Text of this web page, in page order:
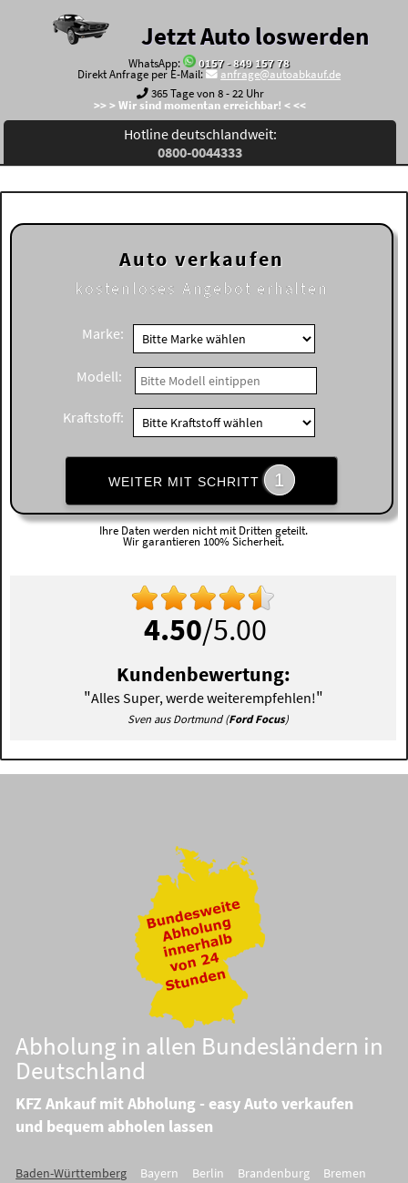
Jetzt Auto loswerden
WhatsApp:
0157 - 849 157 78
Direkt Anfrage per E-Mail:
anfrage@autoabkauf.de
365 Tage von 8 - 22 Uhr
>> > Wir sind momentan erreichbar! < <<
Hotline deutschlandweit:
0800-0044333
Auto verkaufen
kostenloses Angebot erhalten
Marke:
Modell:
Kraftstoff:
WEITER MIT SCHRITT 1
Ihre Daten werden nicht mit Dritten geteilt.
Wir garantieren 100% Sicherheit.
4.50/5.00
Kundenbewertung:
"Alles Super, werde weiterempfehlen!"
Sven aus Dortmund (Ford Focus)
Abholung in allen Bundesländern in
Deutschland
KFZ Ankauf mit Abholung - easy Auto verkaufen
und bequem abholen lassen
Baden-Württemberg Bayern Berlin Brandenburg
Bremen